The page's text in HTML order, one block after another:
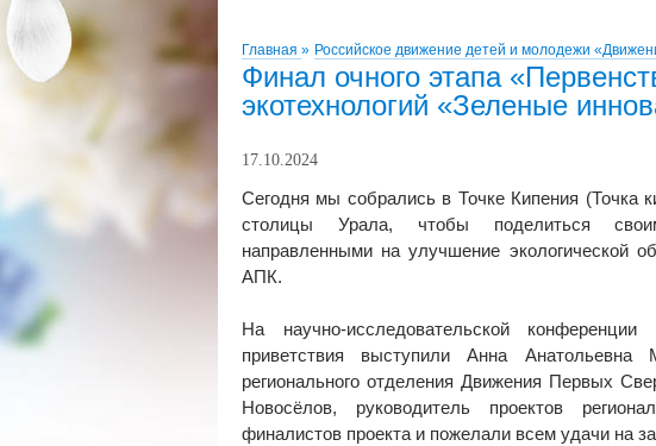
Главная » Российское движение детей и молодежи
Финал очного этапа
экотехнологий «Зеленые
17.10.2024
Сегодня мы собрались в Точке Кипения (Точка
столицы Урала, чтобы поделиться
направленными на улучшение экологической
АПК.
На научно-исследовательской
приветствия выступили Анна Анатольевна
регионального отделения Движения Первых
Новосёлов, руководитель проектов
финалистов проекта и пожелали всем удачи на